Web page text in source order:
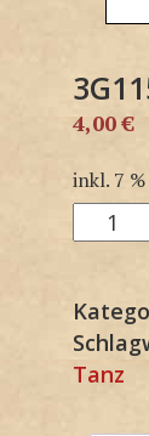
4,00€
inkl. 7
Menge
Tanz